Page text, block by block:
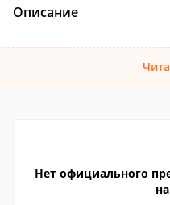
Описание
Нет официального